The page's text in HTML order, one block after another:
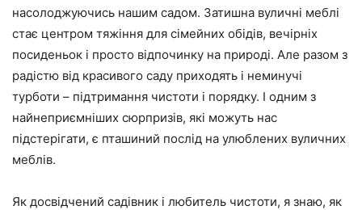
насолоджуючись нашим садом. Затишна вуличні меблі
стає центром тяжіння для сімейних обідів, вечірніх
посиденьок і просто відпочинку на природі. Але разом з
радістю від красивого саду приходять і неминучі
турботи – підтримання чистоти і порядку. І одним з
найнеприємніших сюрпризів, які можуть нас
підстерігати, є пташиний послід на улюблених вуличних
меблів.
Як досвідчений садівник і любитель чистоти, я знаю, як